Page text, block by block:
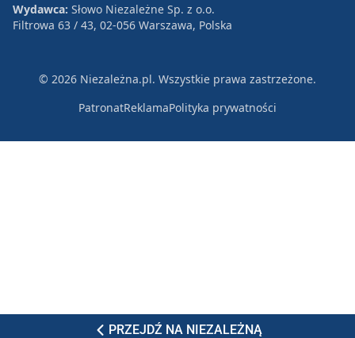
PRZEJDŹ NA NIEZALEŻNĄ
Wydawca: Słowo Niezależne Sp. z o.o.
Filtrowa 63 / 43, 02-056 Warszawa, Polska
© 2026 Niezależna.pl. Wszystkie prawa zastrzeżone.
PatronatReklamaPolityka prywatności